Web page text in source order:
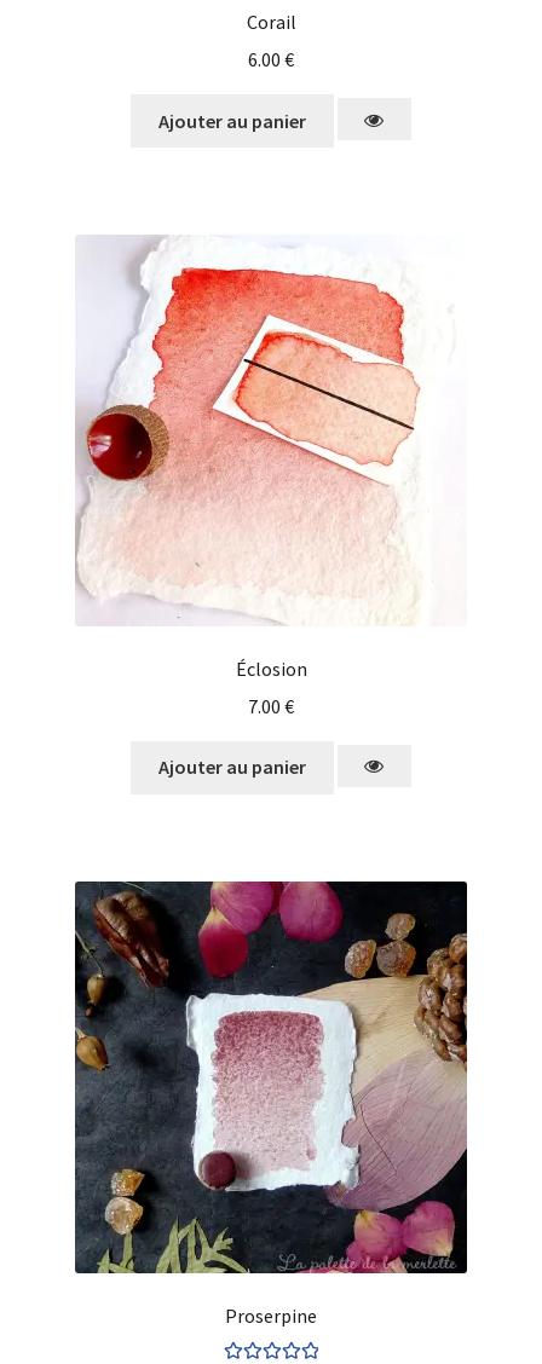
Corail
6.00 €
Ajouter au panier
Éclosion
7.00 €
Ajouter au panier
Proserpine